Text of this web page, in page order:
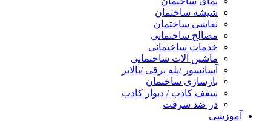
شیشه ساختمان
نقاشی ساختمان
مصالح ساختمانی
خدمات ساختمانی
ماشین آلات ساختمانی
آسانسور /پله برقی /بالابر
بازسازی ساختمان
سقف کاذب / دیوار کاذب
در ضد سرقت
آموزشی